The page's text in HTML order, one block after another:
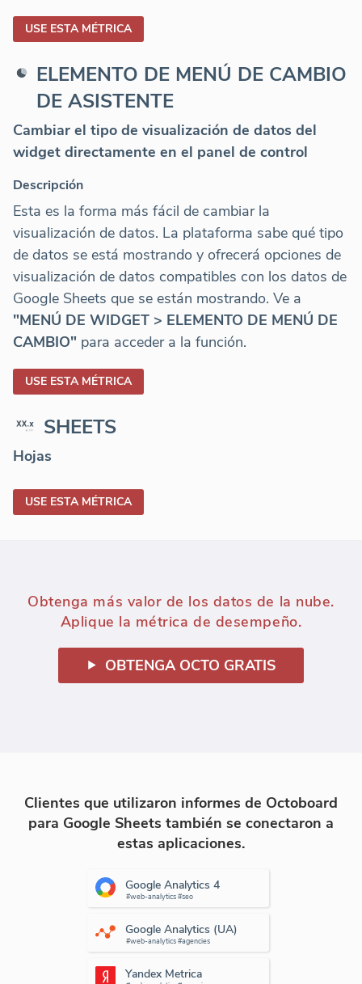
USE ESTA MÉTRICA
ELEMENTO DE MENÚ DE CAMBIO
DE ASISTENTE
Cambiar el tipo de visualización de datos del
widget directamente en el panel de control
Descripción
Esta es la forma más fácil de cambiar la
visualización de datos. La plataforma sabe qué tipo
de datos se está mostrando y ofrecerá opciones de
visualización de datos compatibles con los datos de
Google Sheets que se están mostrando. Ve a
"MENÚ DE WIDGET > ELEMENTO DE MENÚ DE
CAMBIO" para acceder a la función.
USE ESTA MÉTRICA
SHEETS
Hojas
USE ESTA MÉTRICA
Obtenga más valor de los datos de la nube.
Aplique la métrica de desempeño.
OBTENGA OCTO GRATIS
Clientes que utilizaron informes de Octoboard
para Google Sheets también se conectaron a
estas aplicaciones.
Google Analytics 4
#web-analytics #seo
Google Analytics (UA)
#web-analytics #agencies
Yandex Metrica